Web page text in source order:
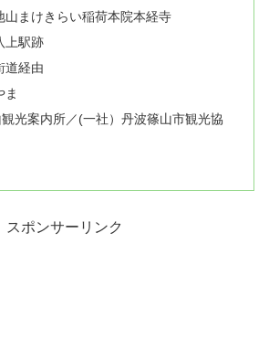
山まけきらい稲荷本院本経寺
上駅跡
道経由
ま
光案内所／(一社）丹波篠山市観光協
スポンサーリンク